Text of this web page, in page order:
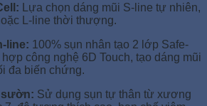
Lựa chọn dáng mũi S-line tự nhiên,
L-line thời thượng.
line: 100% sụn nhân tạo 2 lớp Safe-
công nghệ 6D Touch, tạo dáng mũi
đa biến chứng.
sườn: Sử dụng sụn tự thân từ xương